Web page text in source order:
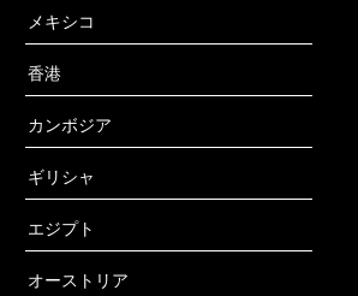
メキシコ
香港
カンボジア
ギリシャ
エジプト
オーストリア